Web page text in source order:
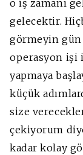
o iş zamanı
gelecektir.
görmeyin gün
operasyon işi
yapmaya
küçük
size
çekiyorum
kadar kolay